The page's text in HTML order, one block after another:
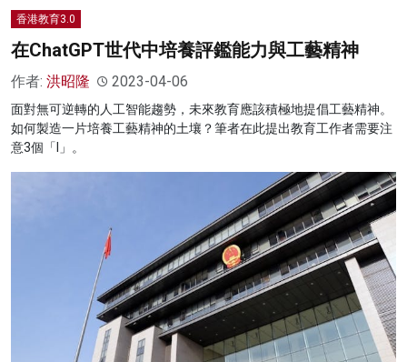
香港教育3.0
在ChatGPT世代中培養評鑑能力與工藝精神
作者: 洪昭隆 2023-04-06
面對無可逆轉的人工智能趨勢，未來教育應該積極地提倡工藝精神。
如何製造一片培養工藝精神的土壤？筆者在此提出教育工作者需要注
意3個「I」。